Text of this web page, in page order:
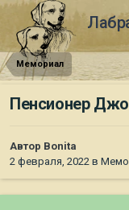
Мемориал
Пенсионер
Автор Bonita
2 февраля, 2022 в